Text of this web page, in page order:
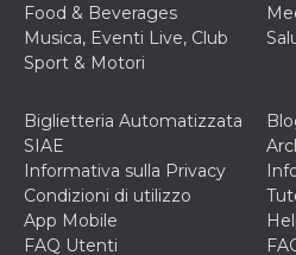
Food & Beverages
Musica, Eventi Live, Club
Sport & Motori
Biglietteria Automatizzata
SIAE
Informativa sulla Privacy
Condizioni di utilizzo
App Mobile
FAQ Utenti